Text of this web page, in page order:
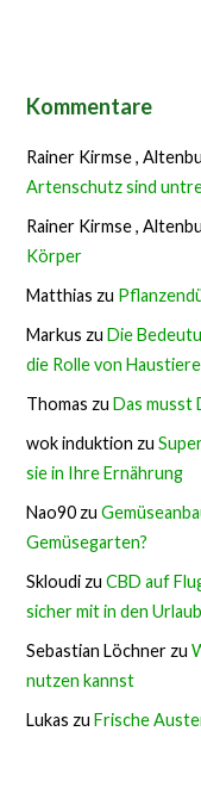
Kommentare
Rainer Kirmse ,
Artenschutz sind
Rainer Kirmse ,
Körper
Matthias zu
Markus zuDie
die Rolle von
Thomas zuDas musst
wok induktion zu
sie in Ihre Ernährung
Nao90 zu
Gemüsegarten?
Skloudi zuCBD auf
sicher mit in den
Sebastian Löchner zu
nutzen kannst
Lukas zuFrische